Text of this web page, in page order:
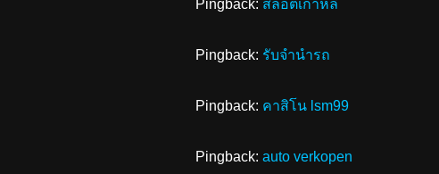
Pingback: สล็อตเกาหลี
Pingback: รับจำนำรถ
Pingback: คาสิโน lsm99
Pingback: auto verkopen